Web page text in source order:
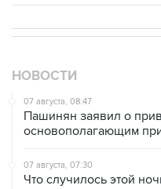
НОВОСТИ
07 августа, 08:47
Пашинян заявил о
основополагающим
07 августа, 07:30
Что случилось этой